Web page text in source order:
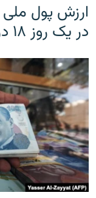
ارزش پول ملی
در یک روز ۱۸ درصد سقوط کرد